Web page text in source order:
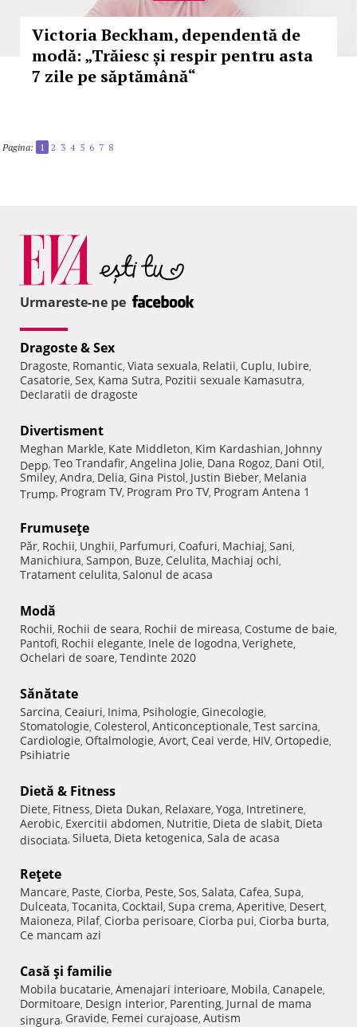
Victoria Beckham, dependentă de
modă: „Trăiesc și respir pentru asta
7 zile pe săptămână“
Pagina: 1 2 3 4 5 6 7 8
Urmareste-ne pe
Dragoste & Sex
Dragoste, Romantic, Viata sexuala, Relatii, Cuplu, Iubire,
Casatorie, Sex, Kama Sutra, Pozitii sexuale Kamasutra,
Declaratii de dragoste
Divertisment
Meghan Markle, Kate Middleton, Kim Kardashian, Johnny
Depp, Teo Trandafir, Angelina Jolie, Dana Rogoz, Dani Otil,
Smiley, Andra, Delia, Gina Pistol, Justin Bieber, Melania
Trump, Program TV, Program Pro TV, Program Antena 1
Frumuseţe
Păr, Rochii, Unghii, Parfumuri, Coafuri, Machiaj, Sani,
Manichiura, Sampon, Buze, Celulita, Machiaj ochi,
Tratament celulita, Salonul de acasa
Modă
Rochii, Rochii de seara, Rochii de mireasa, Costume de baie,
Pantofi, Rochii elegante, Inele de logodna, Verighete,
Ochelari de soare, Tendinte 2020
Sănătate
Sarcina, Ceaiuri, Inima, Psihologie, Ginecologie,
Stomatologie, Colesterol, Anticonceptionale, Test sarcina,
Cardiologie, Oftalmologie, Avort, Ceai verde, HIV, Ortopedie,
Psihiatrie
Dietă & Fitness
Diete, Fitness, Dieta Dukan, Relaxare, Yoga, Intretinere,
Aerobic, Exercitii abdomen, Nutritie, Dieta de slabit, Dieta
disociata, Silueta, Dieta ketogenica, Sala de acasa
Reţete
Mancare, Paste, Ciorba, Peste, Sos, Salata, Cafea, Supa,
Dulceata, Tocanita, Cocktail, Supa crema, Aperitive, Desert,
Maioneza, Pilaf, Ciorba perisoare, Ciorba pui, Ciorba burta,
Ce mancam azi
Casă şi familie
Mobila bucatarie, Amenajari interioare, Mobila, Canapele,
Dormitoare, Design interior, Parenting, Jurnal de mama
singura, Gravide, Femei curajoase, Autism